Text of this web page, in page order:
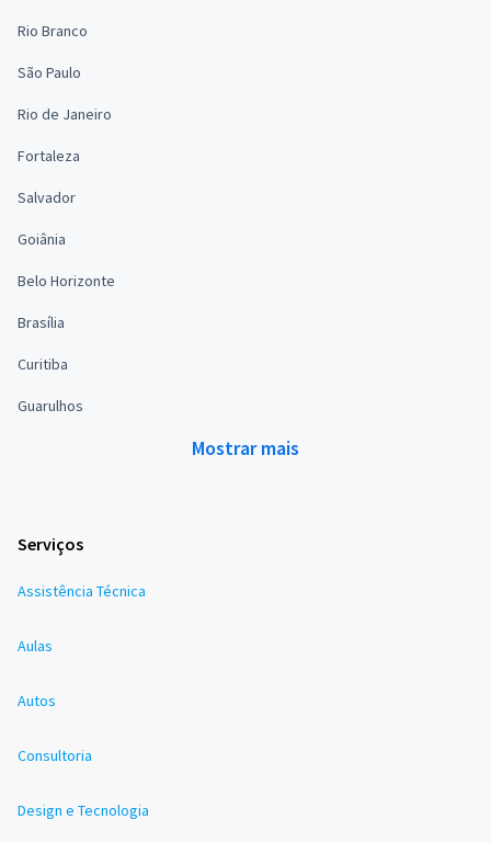
Rio Branco
São Paulo
Rio de Janeiro
Fortaleza
Salvador
Goiânia
Belo Horizonte
Brasília
Curitiba
Guarulhos
Mostrar mais
Serviços
Assistência Técnica
Aulas
Autos
Consultoria
Design e Tecnologia